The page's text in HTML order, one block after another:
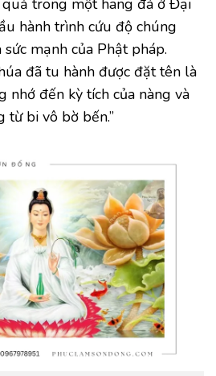
trong một hang đá ở Đại
hành trình cứu độ chúng
mạnh của Phật pháp.
đã tu hành được đặt tên là
nhớ đến kỳ tích của nàng và
từ bi vô bờ bến.”